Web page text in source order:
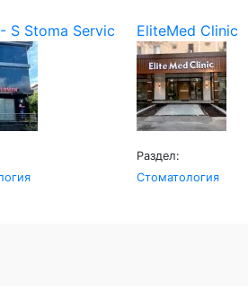
S Stoma Servic EliteMed Clinic
Раздел:
Стоматология